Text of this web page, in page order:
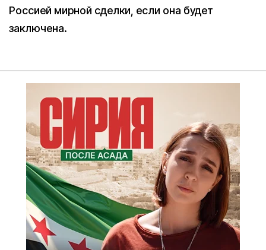
Россией мирной сделки, если она будет
заключена.